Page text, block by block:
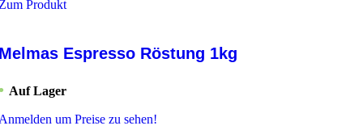
Produkt
Espresso Röstung 1kg
Auf Lager
um Preise zu sehen!